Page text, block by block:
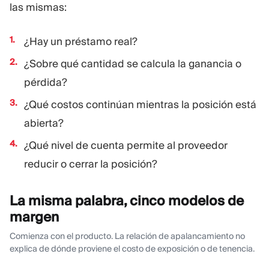
las mismas:
¿Hay un préstamo real?
¿Sobre qué cantidad se calcula la ganancia o
pérdida?
¿Qué costos continúan mientras la posición está
abierta?
¿Qué nivel de cuenta permite al proveedor
reducir o cerrar la posición?
La misma palabra, cinco modelos de
margen
Comienza con el producto. La relación de apalancamiento no
explica de dónde proviene el costo de exposición o de tenencia.